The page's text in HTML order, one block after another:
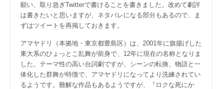
願い、取り急ぎTwitterで書けることを書きました。改めて劇評
は書きたいと思いますが、ネタバレになる部分もあるので、ま
ずはツイートを再掲しておきます。
アマヤドリ（本拠地・東京都豊島区）は、2001年に旗揚げした
東大系のひょっとこ乱舞が前身で、12年に現在の名称となりま
した。テーマ性の高い台詞劇ですが、シーンの転換、物語と一
体化した群舞が特徴で、アマヤドリになってより洗練されてい
るようです。難解な作品もあるようですが、『ロクな死にか